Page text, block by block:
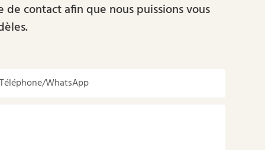
contact afin que nous puissions vous
Téléphone/WhatsApp